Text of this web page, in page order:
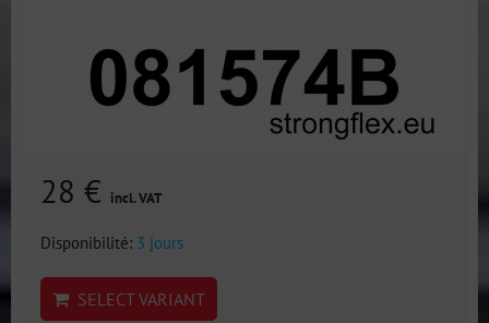
28 € incl. VAT
Disponibilité: 3 jours
SELECT VARIANT